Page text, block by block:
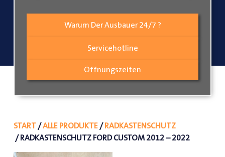
Warum Der Ausbauer 24/7 ?
Servicehotline
Öffnungszeiten
START/ALLE PRODUKTE/RADKASTENSCHUTZ
/ RADKASTENSCHUTZ FORD CUSTOM 2012 – 2022